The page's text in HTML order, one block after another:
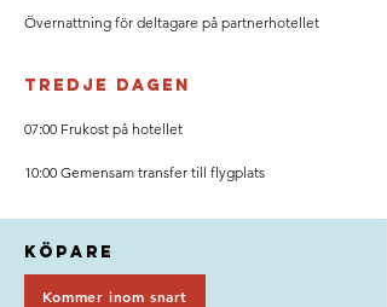
Övernattning för deltagare på partnerhotellet
Tredje dagen
07:00 Frukost på hotellet
10:00 Gemensam transfer till flygplats
köpare
Kommer inom snart